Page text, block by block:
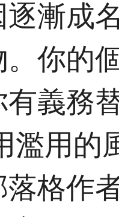
逐漸成
。你的
義務
濫用的
格作